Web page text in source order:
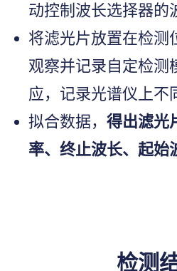
动控制波长选择器的
将滤光片放置在检测
观察并记录自定检测
应，记录光谱仪上不
拟合数据， 得出滤光
率、终止波长、起始
检测